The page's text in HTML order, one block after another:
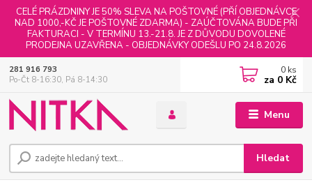
CELÉ PRÁZDNINY JE 50% SLEVA NA POŠTOVNÉ (PŘÍ OBJEDNÁVCE
NAD 1000,-KČ JE POŠTOVNÉ ZDARMA) - ZAÚČTOVÁNA BUDE PŘI
FAKTURACI - V TERMÍNU 13.-21.8. JE Z DŮVODU DOVOLENÉ
PRODEJNA UZAVŘENA - OBJEDNÁVKY ODEŠLU PO 24.8.2026
Menu
Hledat
281 916 793
Po-Čt 8-16:30, Pá 8-14:30
0 ks
za 0 Kč